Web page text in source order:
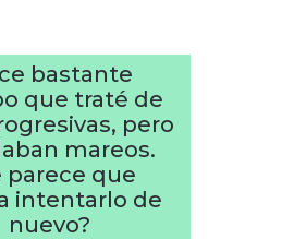
bastante
que traté de
pero
mareos.
parece que
intentarlo de
nuevo?